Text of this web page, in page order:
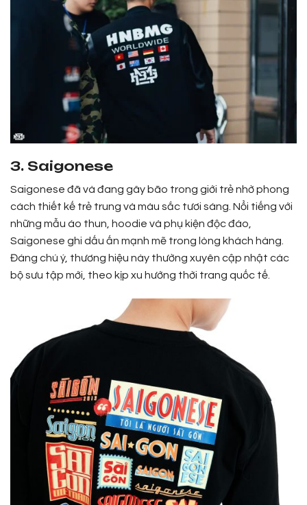
3. Saigonese
Saigonese đã và đang gây bão trong giới trẻ nhờ phong
cách thiết kế trẻ trung và màu sắc tươi sáng. Nổi tiếng với
những mẫu áo thun, hoodie và phụ kiện độc đáo,
Saigonese ghi dấu ấn mạnh mẽ trong lòng khách hàng.
Đáng chú ý, thương hiệu này thường xuyên cập nhật các
bộ sưu tập mới, theo kịp xu hướng thời trang quốc tế.